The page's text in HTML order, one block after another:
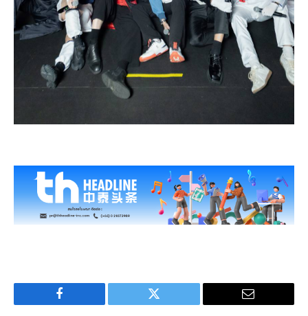
Facebook Twitter Email